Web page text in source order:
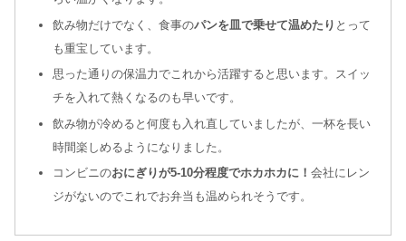
飲み物だけでなく、食事のパンを皿で乗せて温めたり とって
も重宝しています。
思った通りの保温力でこれから活躍すると思います。スイッ
チを入れて熱くなるのも早いです。
飲み物が冷めると何度も入れ直していましたが、一杯を長い
時間楽しめるようになりました。
コンビニのおにぎりが5-10分程度でホカホカに！会社にレン
ジがないのでこれでお弁当も温められそうです。